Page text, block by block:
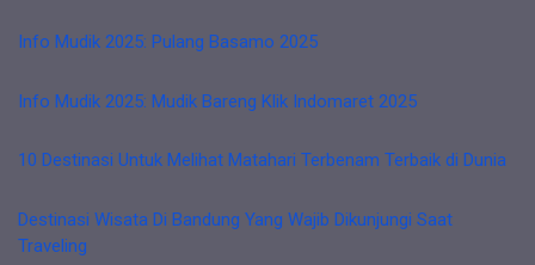
Info Mudik 2025: Pulang Basamo 2025
Info Mudik 2025: Mudik Bareng Klik Indomaret 2025
10 Destinasi Untuk Melihat Matahari Terbenam Terbaik di Dunia
Destinasi Wisata Di Bandung Yang Wajib Dikunjungi Saat
Traveling